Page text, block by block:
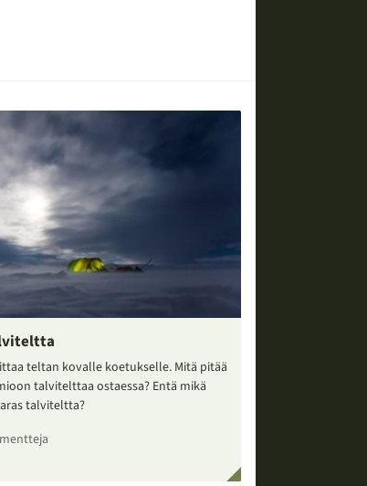
teltan kovalle koetukselle. Mitä pitää
talvitelttaa ostaessa? Entä mikä
talviteltta?